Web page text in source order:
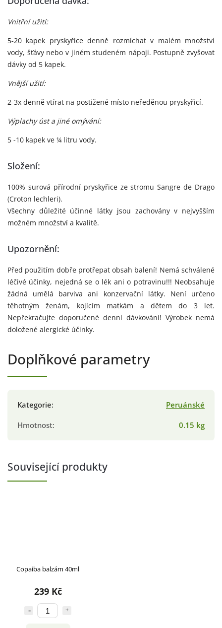
Vnitřní užití:
5-20 kapek pryskyřice denně rozmíchat v malém množství
vody, šťávy nebo v jiném studeném nápoji. Postupně zvyšovat
dávky od 5 kapek.
Vnější užití:
2-3x denně vtírat na postižené místo neředěnou pryskyřicí.
Výplachy úst a jiné omývání:
5 -10 kapek ve ¼ litru vody.
Složení:
100% surová přírodní pryskyřice ze stromu Sangre de Drago
(Croton lechleri).
Všechny důležité účinné látky jsou zachovány v nejvyšším
možném množství a kvalitě.
Upozornění:
Před použitím dobře protřepat obsah balení! Nemá schválené
léčivé účinky, nejedná se o lék ani o potravinu!!! Neobsahuje
žádná umělá barviva ani konzervační látky. Není určeno
těhotným ženám, kojícím matkám a dětem do 3 let.
Nepřekračujte doporučené denní dávkování! Výrobek nemá
doložené alergické účinky.
Doplňkové parametry
Kategorie:
Peruánské
Hmotnost: 0.15 kg
Související produkty
Copaiba balzám 40ml
239 Kč